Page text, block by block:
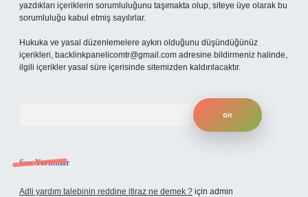
yazdıkları içeriklerin sorumluluğunu taşımakta olup, siteye üye olarak bu
sorumluluğu kabul etmiş sayılırlar.
Hukuka ve yasal düzenlemelere aykırı olduğunu düşündüğünüz
içerikleri, backlinkpanelicomtr@gmail.com adresine bildirmeniz halinde,
ilgili içerikler yasal süre içerisinde sitemizden kaldırılacaktır.
Son Yorumlar
Adli yardım talebinin reddine itiraz ne demek ? için admin